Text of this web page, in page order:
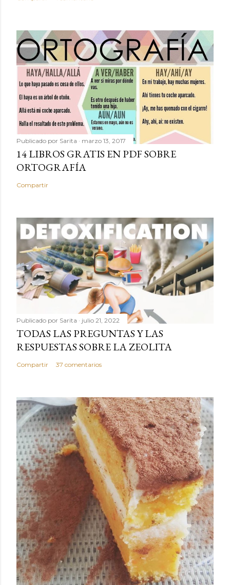
Publicado por Sarita marzo 13, 2017
14 LIBROS GRATIS EN PDF SOBRE
ORTOGRAFÍA
Compartir
Publicado por Sarita julio 21, 2022
TODAS LAS PREGUNTAS Y LAS
RESPUESTAS SOBRE LA ZEOLITA
Compartir 37 comentarios